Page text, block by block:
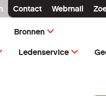
Contact Webmail
Bronnen
Ledenservice